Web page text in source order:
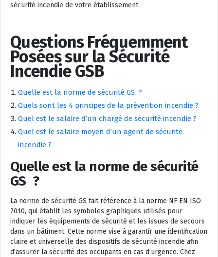
sécurité incendie de votre établissement.
Questions Fréquemment
Posées sur la Sécurité
Incendie GSB
Quelle est la norme de sécurité GS ?
Quels sont les 4 principes de la prévention incendie ?
Quel est le salaire d’un chargé de sécurité incendie ?
Quel est le salaire moyen d’un agent de sécurité
incendie ?
Quelle est la norme de sécurité
GS ?
La norme de sécurité GS fait référence à la norme NF EN ISO
7010, qui établit les symboles graphiques utilisés pour
indiquer les équipements de sécurité et les issues de secours
dans un bâtiment. Cette norme vise à garantir une identification
claire et universelle des dispositifs de sécurité incendie afin
d’assurer la sécurité des occupants en cas d’urgence. Chez